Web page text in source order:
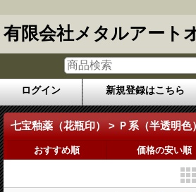
有限会社メタルアート
ログイン 新規登録はこちら
七宝釉薬（花瓶印） > Ｐ系（半透明色）
おすすめ順 価格の安い順